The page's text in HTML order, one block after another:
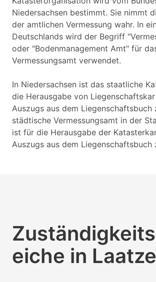
Niedersachsen bestimmt. Sie nimmt
der amtlichen Vermessung wahr. In
Deutschlands wird der Begriff
oder "Bodenmanagement Amt" für
Vermessungsamt verwendet.
In Niedersachsen ist das staatliche
die Herausgabe von
Auszugs aus dem Liegenschaftsbuch
städtische Vermessungsamt in der
ist für die Herausgabe der
Auszugs aus dem Liegenschaftsbuch
eiche in